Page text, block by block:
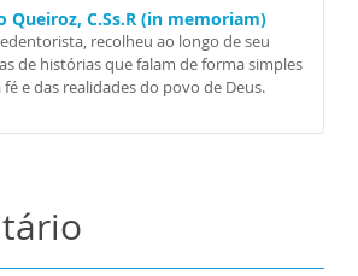
Queiroz, C.Ss.R (in memoriam)
recolheu ao longo de seu
de histórias que falam de forma simples
e das realidades do povo de Deus.